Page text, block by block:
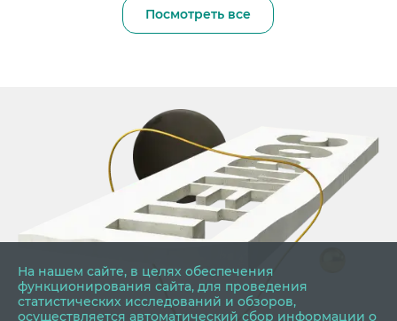
Посмотреть все
На нашем сайте, в целях обеспечения
функционирования сайта, для проведения
статистических исследований и обзоров,
осуществляется автоматический сбор информации о